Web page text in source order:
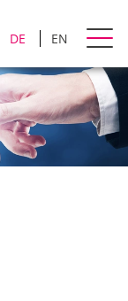
DE EN